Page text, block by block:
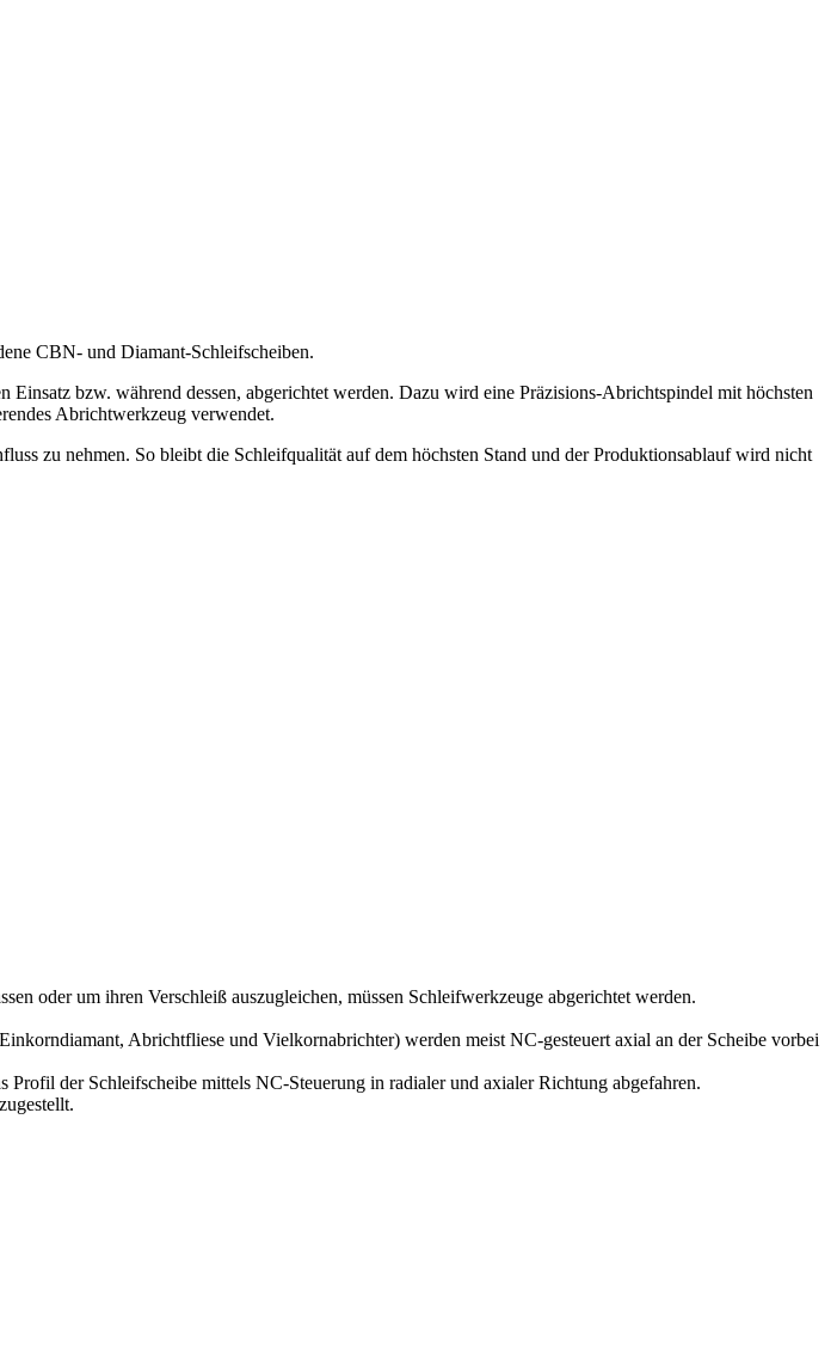
CBN- und Diamant-Schleifscheiben.
bzw. während dessen, abgerichtet werden. Dazu wird eine Präzisions-Abrichtspindel mit höchsten
Abrichtwerkzeug verwendet.
zu nehmen. So bleibt die Schleifqualität auf dem höchsten Stand und der Produktionsablauf wird nicht
oder um ihren Verschleiß auszugleichen, müssen Schleifwerkzeuge abgerichtet werden.
Abrichtfliese und Vielkornabrichter) werden meist NC-gesteuert axial an der Scheibe vorbei
der Schleifscheibe mittels NC-Steuerung in radialer und axialer Richtung abgefahren.